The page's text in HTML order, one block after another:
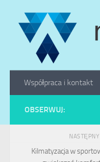
Skip to content
Współpraca i kontakt
OBSERWUJ:
Kilmatyzacja w